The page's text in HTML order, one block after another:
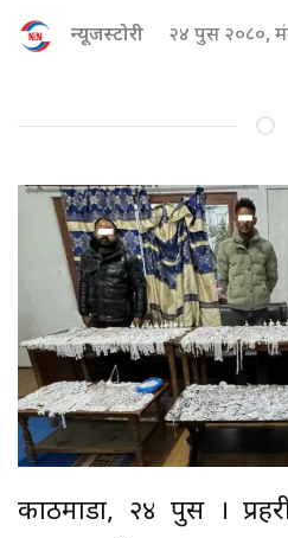
न्यूजस्टोरी २४ पुस २०८०,
काठमाडौं, २४ पुस ।